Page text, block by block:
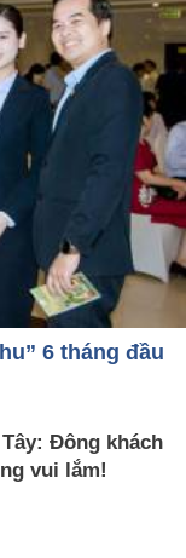
6 tháng đầu
Đông khách
vui lắm!